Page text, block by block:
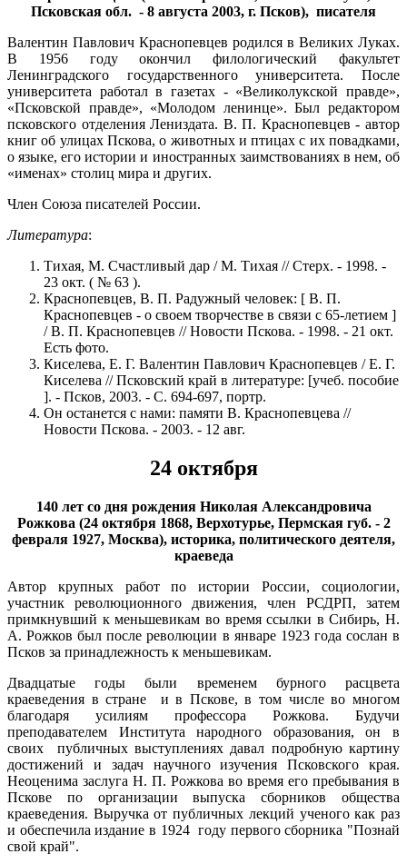
Псковская обл. - 8 августа 2003, г. Псков), писателя
Валентин Павлович Краснопевцев родился в Великих Луках.
В 1956 году окончил филологический факультет
Ленинградского государственного университета. После
университета работал в газетах - «Великолукской правде»,
«Псковской правде», «Молодом ленинце». Был редактором
псковского отделения Лениздата. В. П. Краснопевцев - автор
книг об улицах Пскова, о животных и птицах с их повадками,
о языке, его истории и иностранных заимствованиях в нем, об
«именах» столиц мира и других.
Член Союза писателей России.
Литература:
Тихая, М. Счастливый дар / М. Тихая // Стерх. - 1998. -
23 окт. ( № 63 ).
Краснопевцев, В. П. Радужный человек: [ В. П.
Краснопевцев - о своем творчестве в связи с 65-летием ]
/ В. П. Краснопевцев // Новости Пскова. - 1998. - 21 окт.
Есть фото.
Киселева, Е. Г. Валентин Павлович Краснопевцев / Е. Г.
Киселева // Псковский край в литературе: [учеб. пособие
]. - Псков, 2003. - С. 694-697, портр.
Он останется с нами: памяти В. Краснопевцева //
Новости Пскова. - 2003. - 12 авг.
24 октября
140 лет со дня рождения Николая Александровича
Рожкова (24 октября 1868, Верхотурье, Пермская губ. - 2
февраля 1927, Москва), историка, политического деятеля,
краеведа
Автор крупных работ по истории России, социологии,
участник революционного движения, член РСДРП, затем
примкнувший к меньшевикам во время ссылки в Сибирь, Н.
А. Рожков был после революции в январе 1923 года сослан в
Псков за принадлежность к меньшевикам.
Двадцатые годы были временем бурного расцвета
краеведения в стране и в Пскове, в том числе во многом
благодаря усилиям профессора Рожкова. Будучи
преподавателем Института народного образования, он в
своих публичных выступлениях давал подробную картину
достижений и задач научного изучения Псковского края.
Неоценима заслуга Н. П. Рожкова во время его пребывания в
Пскове по организации выпуска сборников общества
краеведения. Выручка от публичных лекций ученого как раз
и обеспечила издание в 1924 году первого сборника "Познай
свой край".